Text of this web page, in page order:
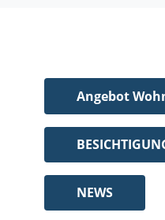
Angebot
NEWS